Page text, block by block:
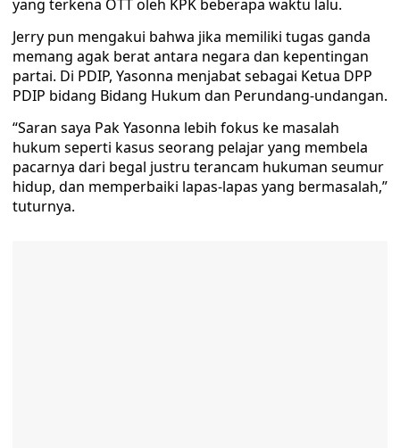
yang terkena OTT oleh KPK beberapa waktu lalu.
Jerry pun mengakui bahwa jika memiliki tugas ganda
memang agak berat antara negara dan kepentingan
partai. Di PDIP, Yasonna menjabat sebagai Ketua DPP
PDIP bidang Bidang Hukum dan Perundang-undangan.
“Saran saya Pak Yasonna lebih fokus ke masalah
hukum seperti kasus seorang pelajar yang membela
pacarnya dari begal justru terancam hukuman seumur
hidup, dan memperbaiki lapas-lapas yang bermasalah,”
tuturnya.